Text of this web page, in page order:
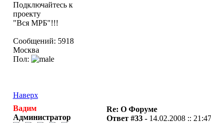
Подключайтесь к
проекту
"Вся МРБ"!!!
Сообщений: 5918
Москва
Пол:
Наверх
Вадим
Администратор
Re: О Форуме
Ответ #33 - 14.02.2008 ::